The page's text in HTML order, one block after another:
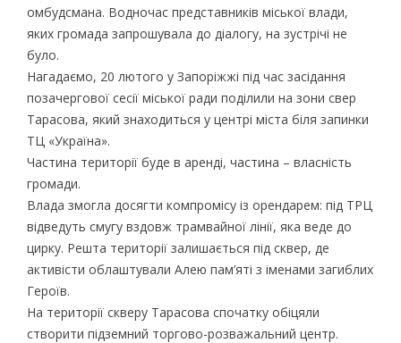
омбудсмана. Водночас представників міської влади,
яких громада запрошувала до діалогу, на зустрічі не
було.
Нагадаємо, 20 лютого у Запоріжжі під час засідання
позачергової сесії міської ради поділили на зони свер
Тарасова, який знаходиться у центрі міста біля запинки
ТЦ «Україна».
Частина території буде в аренді, частина – власність
громади.
Влада змогла досягти компромісу із орендарем: під ТРЦ
відведуть смугу вздовж трамвайної лінії, яка веде до
цирку. Решта території залишається під сквер, де
активісти облаштували Алею пам’яті з іменами загиблих
Героїв.
На території скверу Тарасова спочатку обіцяли
створити підземний торгово-розважальний центр.